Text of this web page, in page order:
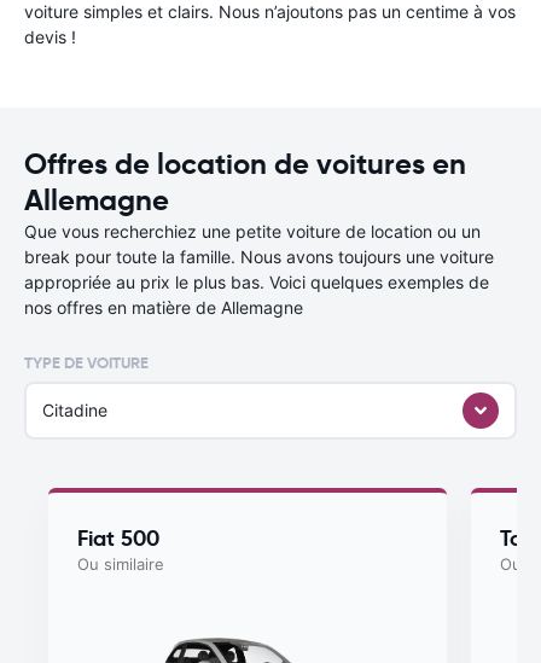
voiture simples et clairs. Nous n’ajoutons pas un centime à vos
devis !
Offres de location de voitures en
Allemagne
Que vous recherchiez une petite voiture de location ou un
break pour toute la famille. Nous avons toujours une voiture
appropriée au prix le plus bas. Voici quelques exemples de
nos offres en matière de Allemagne
TYPE DE VOITURE
Citadine
Fiat 500
Ou similaire Ou